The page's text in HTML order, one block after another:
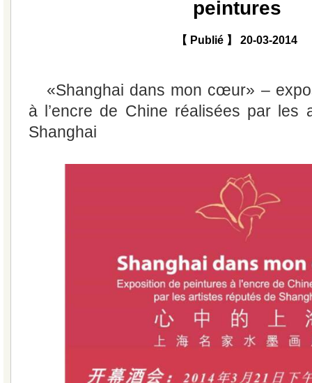
peintures
【 Publié 】 20-03-2014
«Shanghai dans mon cœur» –
à l’encre de Chine réalisées par les
Shanghai